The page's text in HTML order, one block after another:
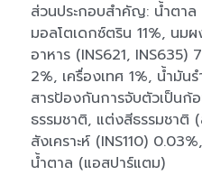
ส่วนประกอบสำคัญ: น้ำตาล
มอลโตเดกซ์ตริน 11%, นม
อาหาร (INS621, INS635)
2%, เครื่องเทศ 1%, น้ำมั
สารป้องกันการจับตัวเป็นก้
ธรรมชาติ, แต่งสีธรรมชาติ
สังเคราะห์ (INS110)
น้ำตาล (แอสปาร์แตม)